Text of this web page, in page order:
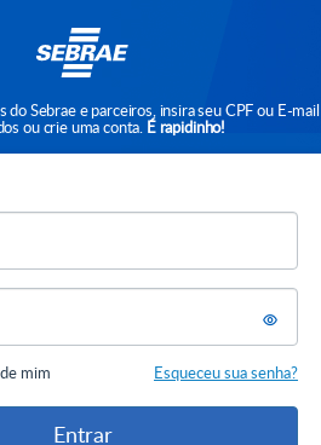
do Sebrae e parceiros, insira seu CPF ou E-mail
ou crie uma conta. É rapidinho!
mim Esqueceu sua senha?